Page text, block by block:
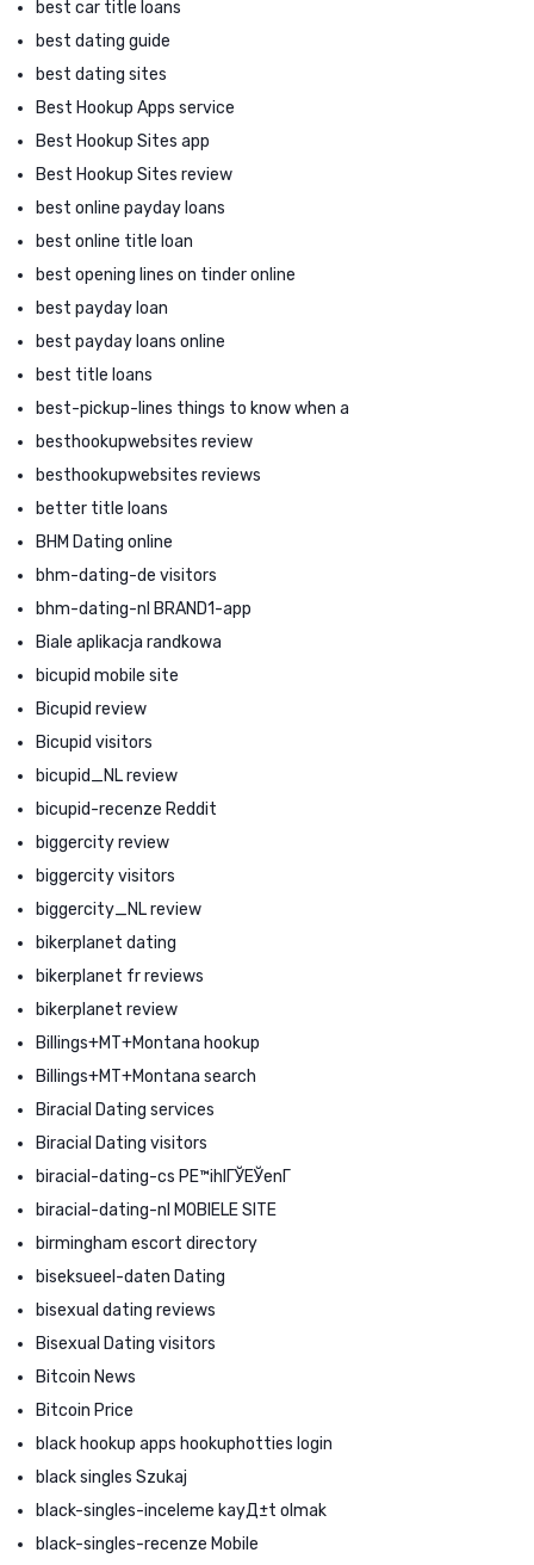
best car title loans
best dating guide
best dating sites
Best Hookup Apps service
Best Hookup Sites app
Best Hookup Sites review
best online payday loans
best online title loan
best opening lines on tinder online
best payday loan
best payday loans online
best title loans
best-pickup-lines things to know when a
besthookupwebsites review
besthookupwebsites reviews
better title loans
BHM Dating online
bhm-dating-de visitors
bhm-dating-nl BRAND1-app
Biale aplikacja randkowa
bicupid mobile site
Bicupid review
Bicupid visitors
bicupid_NL review
bicupid-recenze Reddit
biggercity review
biggercity visitors
biggercity_NL review
bikerplanet dating
bikerplanet fr reviews
bikerplanet review
Billings+MT+Montana hookup
Billings+MT+Montana search
Biracial Dating services
Biracial Dating visitors
biracial-dating-cs PЕ™ihlГЎЕЎenГ­
biracial-dating-nl MOBIELE SITE
birmingham escort directory
biseksueel-daten Dating
bisexual dating reviews
Bisexual Dating visitors
Bitcoin News
Bitcoin Price
black hookup apps hookuphotties login
black singles Szukaj
black-singles-inceleme kayД±t olmak
black-singles-recenze Mobile